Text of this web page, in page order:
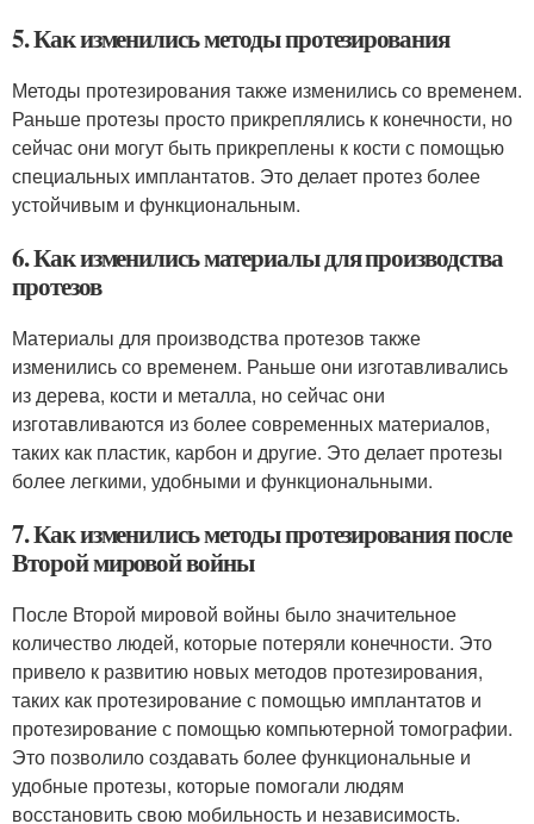
5. Как изменились методы протезирования
Методы протезирования также изменились со временем.
Раньше протезы просто прикреплялись к конечности, но
сейчас они могут быть прикреплены к кости с помощью
специальных имплантатов. Это делает протез более
устойчивым и функциональным.
6. Как изменились материалы для производства
протезов
Материалы для производства протезов также
изменились со временем. Раньше они изготавливались
из дерева, кости и металла, но сейчас они
изготавливаются из более современных материалов,
таких как пластик, карбон и другие. Это делает протезы
более легкими, удобными и функциональными.
7. Как изменились методы протезирования после
Второй мировой войны
После Второй мировой войны было значительное
количество людей, которые потеряли конечности. Это
привело к развитию новых методов протезирования,
таких как протезирование с помощью имплантатов и
протезирование с помощью компьютерной томографии.
Это позволило создавать более функциональные и
удобные протезы, которые помогали людям
восстановить свою мобильность и независимость.